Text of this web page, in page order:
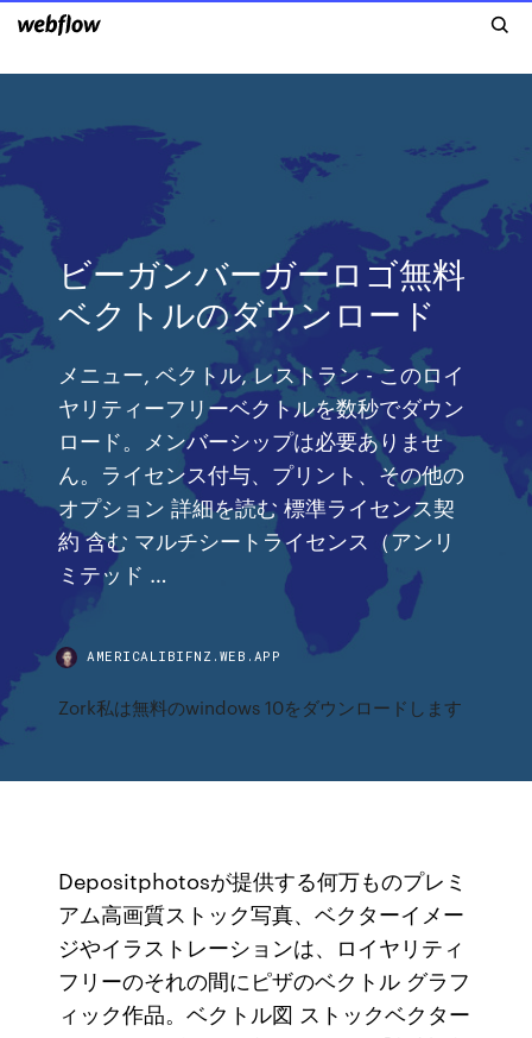
ビーガンバーガーロゴ無料
ベクトルのダウンロード
メニュー, ベクトル, レストラン - このロイ
ヤリティーフリーベクトルを数秒でダウン
ロード。メンバーシップは必要ありませ
ん。ライセンス付与、プリント、その他の
オプション 詳細を読む 標準ライセンス契
約 含む マルチシートライセンス（アンリ
ミテッド …
AMERICALIBIFNZ.WEB.APP
Zork私は無料のwindows 10をダウンロードします
Depositphotosが提供する何万ものプレミ
アム高画質ストック写真、ベクターイメー
ジやイラストレーションは、ロイヤリティ
フリーのそれの間にピザのベクトル グラフ
ィック作品。ベクトル図 ストックベクター